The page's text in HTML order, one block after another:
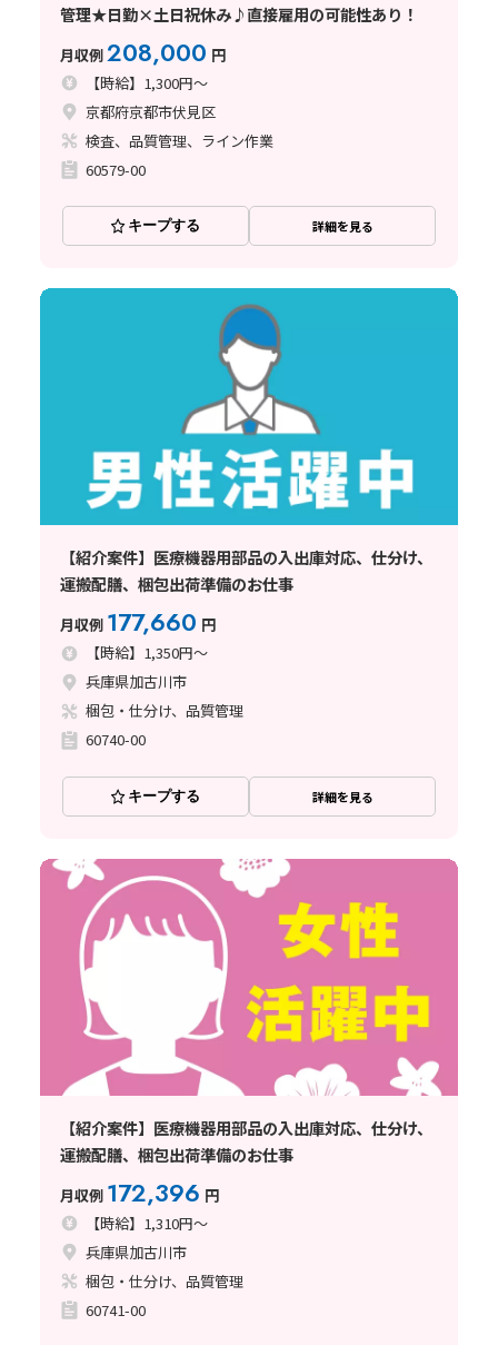
管理★日勤×土日祝休み♪直接雇用の可能性あり！
月収例208,000 円
【時給】1,300円～
京都府京都市伏見区
検査、品質管理、ライン作業
60579-00
キープする 詳細を見る
【紹介案件】医療機器用部品の入出庫対応、仕分け、
運搬配膳、梱包出荷準備のお仕事
月収例 177,660 円
【時給】1,350円～
兵庫県加古川市
梱包・仕分け、品質管理
60740-00
キープする 詳細を見る
【紹介案件】医療機器用部品の入出庫対応、仕分け、
運搬配膳、梱包出荷準備のお仕事
月収例 172,396 円
【時給】1,310円～
兵庫県加古川市
梱包・仕分け、品質管理
60741-00